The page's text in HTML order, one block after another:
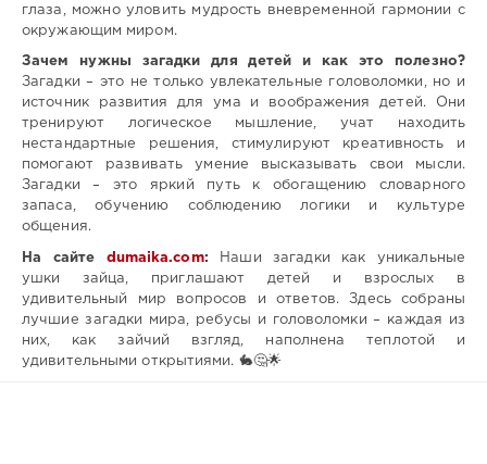
глаза, можно уловить мудрость вневременной гармонии с
окружающим миром.
Зачем нужны загадки для детей и как это полезно?
Загадки – это не только увлекательные головоломки, но и
источник развития для ума и воображения детей. Они
тренируют логическое мышление, учат находить
нестандартные решения, стимулируют креативность и
помогают развивать умение высказывать свои мысли.
Загадки – это яркий путь к обогащению словарного
запаса, обучению соблюдению логики и культуре
общения.
На сайте dumaika.com: Наши загадки как уникальные
ушки зайца, приглашают детей и взрослых в
удивительный мир вопросов и ответов. Здесь собраны
лучшие загадки мира, ребусы и головоломки – каждая из
них, как зайчий взгляд, наполнена теплотой и
удивительными открытиями. 🐇🤔🌟